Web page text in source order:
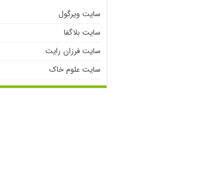
سایت ویرگول
سایت بلاگفا
سایت فرزان رایت
سایت علوم خاک